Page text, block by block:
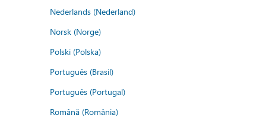
Nederlands (Nederland)
Norsk (Norge)
Polski (Polska)
Português (Brasil)
Português (Portugal)
Română (România)